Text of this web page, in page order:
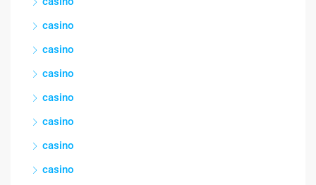
casino
casino
casino
casino
casino
casino
casino